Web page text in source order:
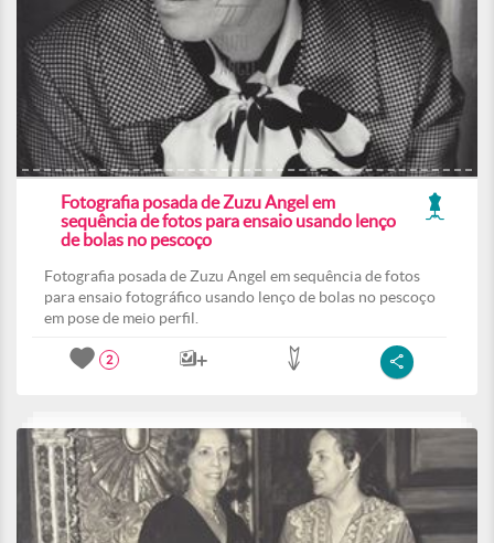
Fotografia posada de Zuzu Angel em
sequência de fotos para ensaio usando lenço
de bolas no pescoço
Fotografia posada de Zuzu Angel em sequência de fotos
para ensaio fotográfico usando lenço de bolas no pescoço
em pose de meio perfil.
2